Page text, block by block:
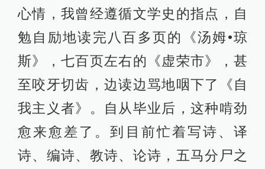
心情，我曾经遵循文学史的指点，自
勉自励地读完八百多页的《汤姆•琼
斯》，七百页左右的《虚荣市》，甚
至咬牙切齿，边读边骂地咽下了《自
我主义者》。自从毕业后，这种啃劲
愈来愈差了。到目前忙着写诗、译
诗、编诗、教诗、论诗，五马分尸之